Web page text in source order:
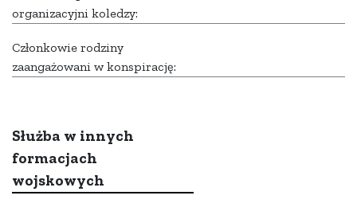
organizacyjni koledzy:
Członkowie rodziny
zaangażowani w konspirację:
Służba w innych
formacjach
wojskowych